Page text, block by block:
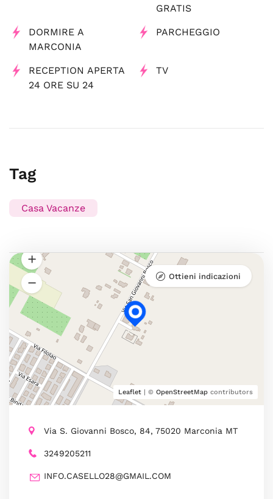
GRATIS
DORMIRE A
MARCONIA
PARCHEGGIO
RECEPTION APERTA
24 ORE SU 24
TV
Tag
Casa Vacanze
Leaflet | © OpenStreetMap contributors
Ottieni indicazioni
Via S. Giovanni Bosco, 84, 75020 Marconia MT
3249205211
INFO.CASELLO28@GMAIL.COM